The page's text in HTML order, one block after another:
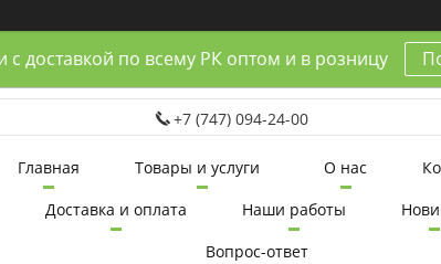
с доставкой по всему РК оптом и в розницу
+7 (747) 094-24-00
Главная Товары и услуги О нас
Доставка и оплата
Наши работы
Вопрос-ответ